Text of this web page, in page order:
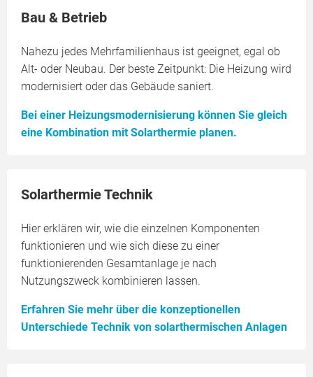
Bau & Betrieb
Nahezu jedes Mehrfamilienhaus ist geeignet, egal ob
Alt- oder Neubau. Der beste Zeitpunkt: Die Heizung wird
modernisiert oder das Gebäude saniert.
Bei einer Heizungsmodernisierung können Sie gleich
eine Kombination mit Solarthermie planen.
Solarthermie Technik
Hier erklären wir, wie die einzelnen Komponenten
funktionieren und wie sich diese zu einer
funktionierenden Gesamtanlage je nach
Nutzungszweck kombinieren lassen.
Erfahren Sie mehr über die konzeptionellen
Unterschiede Technik von solarthermischen Anlagen